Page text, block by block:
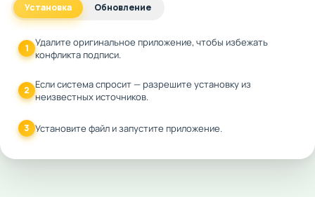
Установка Обновление
1 Удалите оригинальное приложение, чтобы избежать
конфликта подписи.
2 Если система спросит — разрешите установку из
неизвестных источников.
3 Установите файл и запустите приложение.